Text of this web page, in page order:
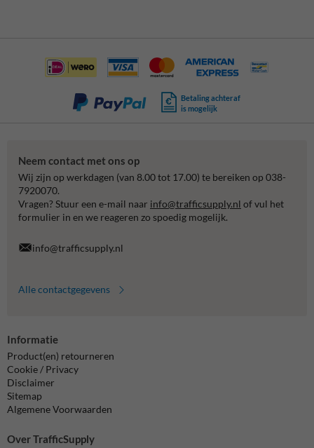
Betaling achteraf
is mogelijk
Neem contact met ons op
Wij zijn op werkdagen (van 8.00 tot 17.00) te bereiken op 038-
7920070.
Vragen? Stuur een e-mail naar info@trafficsupply.nl of vul het
formulier in en we reageren zo spoedig mogelijk.
info@trafficsupply.nl
Alle contactgegevens
Informatie
Product(en) retourneren
Cookie / Privacy
Disclaimer
Sitemap
Algemene Voorwaarden
Over TrafficSupply